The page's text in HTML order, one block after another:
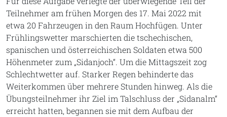
Teilnehmer am frühen Morgen des 17. Mai 2022 mit
etwa 20 Fahrzeugen in den Raum Hochfügen. Unter
Frühlingswetter marschierten die tschechischen,
spanischen und österreichischen Soldaten etwa 500
Höhenmeter zum „Sidanjoch“. Um die Mittagszeit zog
Schlechtwetter auf. Starker Regen behinderte das
Weiterkommen über mehrere Stunden hinweg. Als die
Übungsteilnehmer ihr Ziel im Talschluss der „Sidanalm“
erreicht hatten, begannen sie mit dem Aufbau der